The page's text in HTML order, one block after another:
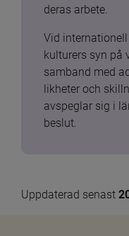
deras arbete.
Vid
kulturers syn på
samband med
likheter och
avspeglar sig i
beslut.
Uppdaterad senast